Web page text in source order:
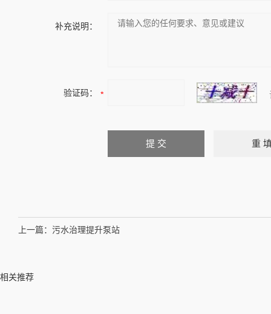
补充说明：
验证码：
上一篇： 污水治理提升泵站
相关推荐